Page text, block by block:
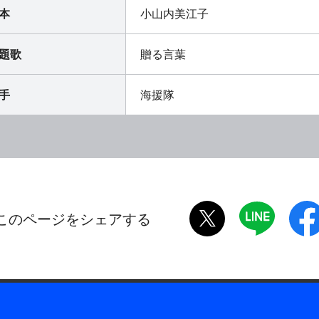
小山内美江子
歌 贈る言葉
海援隊
のページをシェアする
twitter LINE